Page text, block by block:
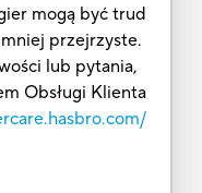
mogą być trud
przejrzyste.
lub pytania,
Obsługi Klienta